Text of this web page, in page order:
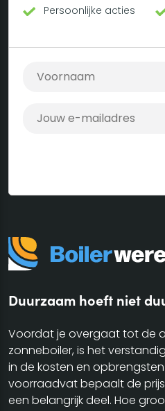
Persoonlijke acties
Duurzaam hoeft niet
Voordat je overgaat tot de
zonneboiler, is het
in de kosten en
voorraadvat bepaalt de
een belangrijk deel. Hoe